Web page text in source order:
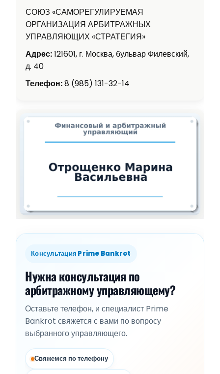
СОЮЗ «САМОРЕГУЛИРУЕМАЯ
ОРГАНИЗАЦИЯ АРБИТРАЖНЫХ
УПРАВЛЯЮЩИХ «СТРАТЕГИЯ»
Адрес:121601, г. Москва, бульвар Филевский,
д. 40
Телефон:8 (985) 131-32-14
Консультация Prime Bankrot
Нужна консультация по
арбитражному управляющему?
Оставьте телефон, и специалист Prime
Bankrot свяжется с вами по вопросу
выбранного управляющего.
Свяжемся по телефону